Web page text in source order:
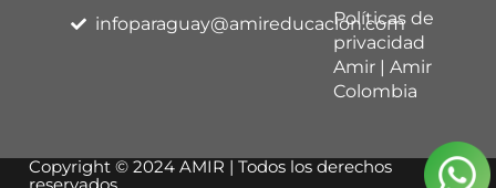
infoparaguay@amireducacion.com
Políticas de
privacidad
Amir | Amir
Colombia
Copyright © 2024 AMIR | Todos los derechos